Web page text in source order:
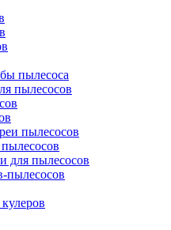
пылесоса
пылесосов
пылесосов
для пылесосов
пылесосов